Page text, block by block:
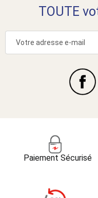
TOUTE
Paiement Sécurisé